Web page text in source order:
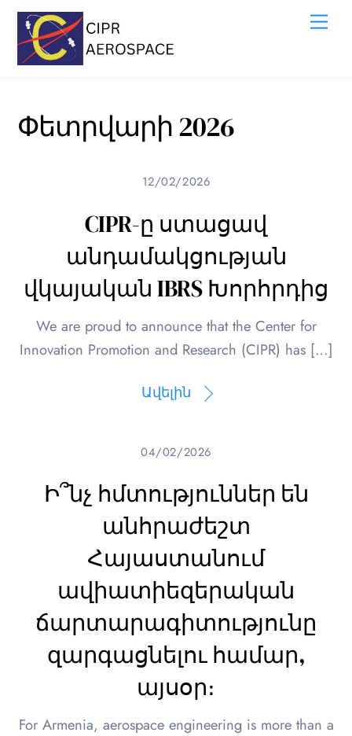
Skip
content
Փետրվարի 2026
12/02/2026
CIPR-ը ստացավ
անդամակցության
վկայական IBRS Խորհրդից
We are proud to announce that the Center for
Innovation Promotion and Research (CIPR) has […]
Ավելին
04/02/2026
Ի՞նչ հմտություններ են
անհրաժեշտ
Հայաստանում
ավիատիեզերական
ճարտարագիտությունը
զարգացնելու համար,
այսօր։
For Armenia, aerospace engineering is more than a